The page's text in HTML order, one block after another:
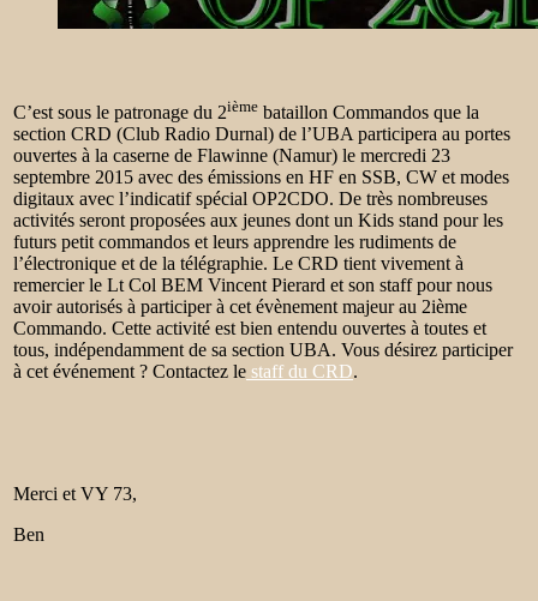
C’est sous le patronage du 2ième bataillon Commandos que la
section CRD (Club Radio Durnal) de l’UBA participera au portes
ouvertes à la caserne de Flawinne (Namur) le mercredi 23
septembre 2015 avec des émissions en HF en SSB, CW et modes
digitaux avec l’indicatif spécial OP2CDO. De très nombreuses
activités seront proposées aux jeunes dont un Kids stand pour les
futurs petit commandos et leurs apprendre les rudiments de
l’électronique et de la télégraphie. Le CRD tient vivement à
remercier le Lt Col BEM Vincent Pierard et son staff pour nous
avoir autorisés à participer à cet évènement majeur au 2ième
Commando. Cette activité est bien entendu ouvertes à toutes et
tous, indépendamment de sa section UBA. Vous désirez participer
à cet événement ? Contactez le staff du CRD.
Merci et VY 73,
Ben